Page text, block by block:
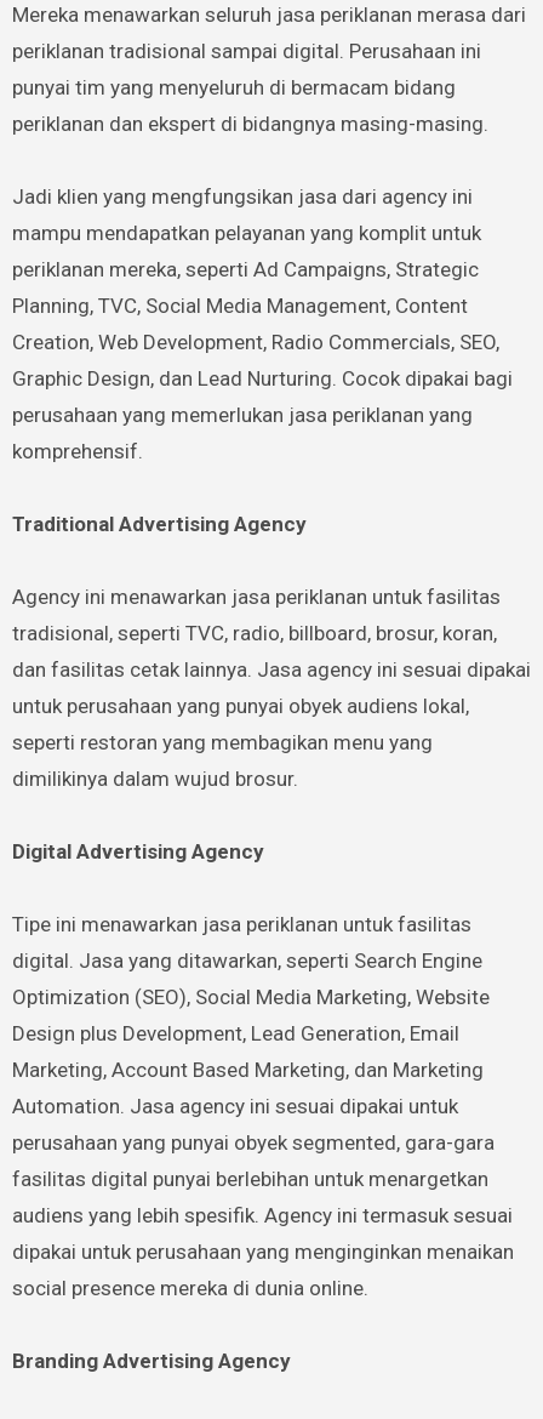
Mereka menawarkan seluruh jasa periklanan merasa dari
periklanan tradisional sampai digital. Perusahaan ini
punyai tim yang menyeluruh di bermacam bidang
periklanan dan ekspert di bidangnya masing-masing.
Jadi klien yang mengfungsikan jasa dari agency ini
mampu mendapatkan pelayanan yang komplit untuk
periklanan mereka, seperti Ad Campaigns, Strategic
Planning, TVC, Social Media Management, Content
Creation, Web Development, Radio Commercials, SEO,
Graphic Design, dan Lead Nurturing. Cocok dipakai bagi
perusahaan yang memerlukan jasa periklanan yang
komprehensif.
Traditional Advertising Agency
Agency ini menawarkan jasa periklanan untuk fasilitas
tradisional, seperti TVC, radio, billboard, brosur, koran,
dan fasilitas cetak lainnya. Jasa agency ini sesuai dipakai
untuk perusahaan yang punyai obyek audiens lokal,
seperti restoran yang membagikan menu yang
dimilikinya dalam wujud brosur.
Digital Advertising Agency
Tipe ini menawarkan jasa periklanan untuk fasilitas
digital. Jasa yang ditawarkan, seperti Search Engine
Optimization (SEO), Social Media Marketing, Website
Design plus Development, Lead Generation, Email
Marketing, Account Based Marketing, dan Marketing
Automation. Jasa agency ini sesuai dipakai untuk
perusahaan yang punyai obyek segmented, gara-gara
fasilitas digital punyai berlebihan untuk menargetkan
audiens yang lebih spesifik. Agency ini termasuk sesuai
dipakai untuk perusahaan yang menginginkan menaikan
social presence mereka di dunia online.
Branding Advertising Agency